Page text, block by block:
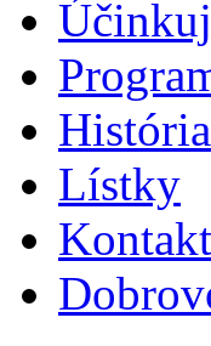
História
Lístky
Kontakt